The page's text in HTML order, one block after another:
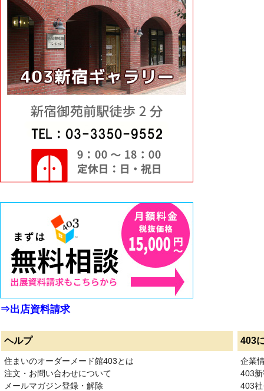
⇒出店資料請求
ヘルプ 403
住まいのオーダーメード館403とは
注文・お問い合わせについて
メールマガジン登録・解除
企業
403
403